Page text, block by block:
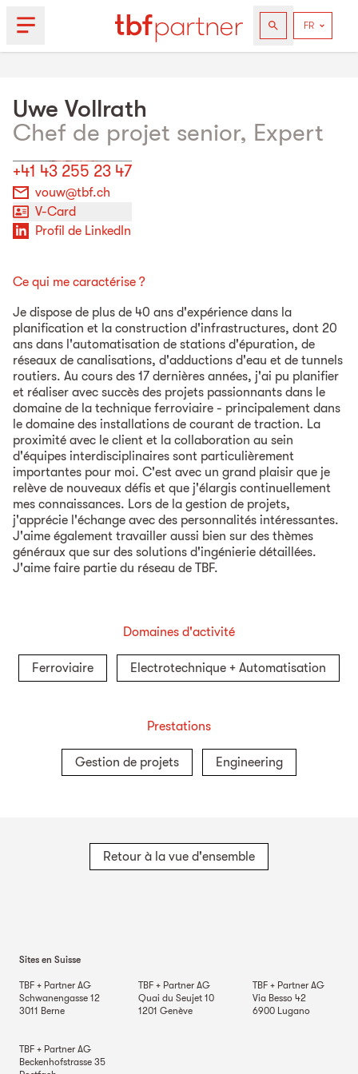
Uwe Vollrath
Chef de projet senior, Expert
+41 43 255 23 47
vouw@tbf.ch
V-Card
Profil de LinkedIn
Ce qui me caractérise ?
Je dispose de plus de 40 ans d'expérience dans la
planification et la construction d'infrastructures, dont 20
ans dans l'automatisation de stations d'épuration, de
réseaux de canalisations, d'adductions d'eau et de tunnels
routiers. Au cours des 17 dernières années, j'ai pu planifier
et réaliser avec succès des projets passionnants dans le
domaine de la technique ferroviaire - principalement dans
le domaine des installations de courant de traction. La
proximité avec le client et la collaboration au sein
d'équipes interdisciplinaires sont particulièrement
importantes pour moi. C'est avec un grand plaisir que je
relève de nouveaux défis et que j'élargis continuellement
mes connaissances. Lors de la gestion de projets,
j'apprécie l'échange avec des personnalités intéressantes.
J'aime également travailler aussi bien sur des thèmes
généraux que sur des solutions d'ingénierie détaillées.
J'aime faire partie du réseau de TBF.
Domaines d'activité
Ferroviaire Electrotechnique + Automatisation
Prestations
Gestion de projets Engineering
Retour à la vue d'ensemble
Sites en Suisse
TBF + Partner AG
Schwanengasse 12
3011 Berne
TBF + Partner AG
Quai du Seujet 10
1201 Genève
TBF + Partner AG
Via Besso 42
6900 Lugano
TBF + Partner AG
Beckenhofstrasse 35